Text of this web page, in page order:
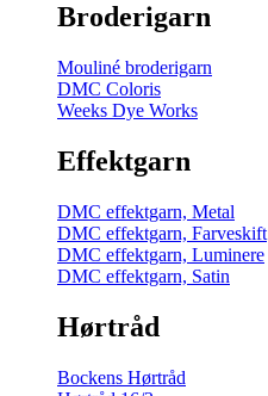
Broderigarn
Mouliné broderigarn
DMC Coloris
Weeks Dye Works
Effektgarn
DMC effektgarn, Metal
DMC effektgarn, Farveskift
DMC effektgarn, Luminere
DMC effektgarn, Satin
Hørtråd
Bockens Hørtråd